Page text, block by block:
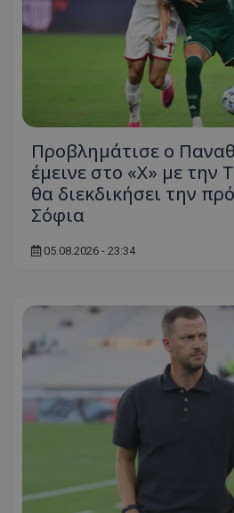
Προβλημάτισε ο
έμεινε στο «Χ» με την
θα διεκδικήσει την
Σόφια
05.08.2026 - 23:34